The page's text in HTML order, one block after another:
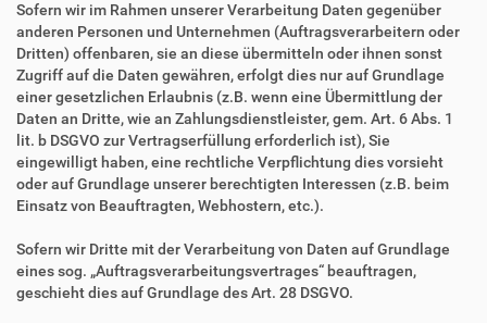
Sofern wir im Rahmen unserer Verarbeitung Daten gegenüber
anderen Personen und Unternehmen (Auftragsverarbeitern oder
Dritten) offenbaren, sie an diese übermitteln oder ihnen sonst
Zugriff auf die Daten gewähren, erfolgt dies nur auf Grundlage
einer gesetzlichen Erlaubnis (z.B. wenn eine Übermittlung der
Daten an Dritte, wie an Zahlungsdienstleister, gem. Art. 6 Abs. 1
lit. b DSGVO zur Vertragserfüllung erforderlich ist), Sie
eingewilligt haben, eine rechtliche Verpflichtung dies vorsieht
oder auf Grundlage unserer berechtigten Interessen (z.B. beim
Einsatz von Beauftragten, Webhostern, etc.).
Sofern wir Dritte mit der Verarbeitung von Daten auf Grundlage
eines sog. „Auftragsverarbeitungsvertrages“ beauftragen,
geschieht dies auf Grundlage des Art. 28 DSGVO.